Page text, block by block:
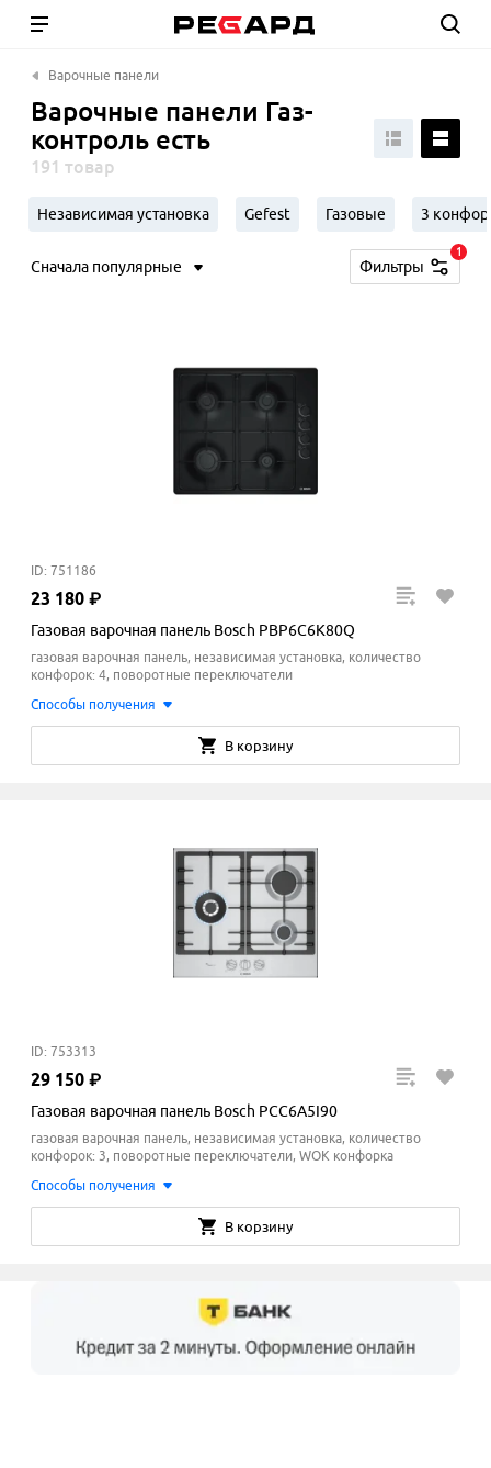
Варочные панели
Варочные панели Газ-
контроль есть
191 товар
Независимая установка Gefest Газовые 3
Сначала популярные Фильтры
1
ID: 751186
23 180 ₽
Газовая варочная панель Bosch PBP6C6K80Q
газовая варочная панель, независимая установка, количество
конфорок: 4, поворотные переключатели
Способы получения
В корзину
ID: 753313
29 150 ₽
Газовая варочная панель Bosch PCC6A5I90
газовая варочная панель, независимая установка, количество
конфорок: 3, поворотные переключатели, WOK конфорка
Способы получения
В корзину